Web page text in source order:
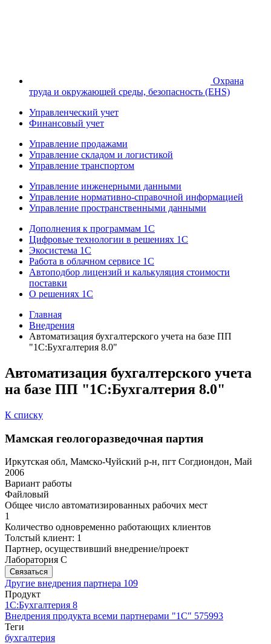
Охрана
труда и окружающей среды, безопасность (EHS)
Управленческий учет
Финансовый учет
Управление продажами
Управление складом и логистикой
Управление транспортом
Управление инженерными данными
Управление нормативно-справочной информацией
Управление пространственными данными
Дополнения к программам 1С
Цифровые технологии в решениях 1С
Экосистема 1С
Работа в облачном сервисе 1С
Автоподбор лицензий и калькуляция стоимости
поставки
О решениях 1С
Главная
Внедрения
Автоматизация бухгалтерского учета на базе ПП
"1С:Бухгалтерия 8.0"
Автоматизация бухгалтерского учета
на базе ПП "1С:Бухгалтерия 8.0"
К списку
Мамская геологоразведочная партия
Иркутская обл, Мамско-Чуйский р-н, пгт Согдиондон, Май
2006
Вариант работы
Файловый
Общее число автоматизированных рабочих мест
1
Количество одновременно работающих клиентов
Толстый клиент: 1
Партнер, осуществивший внедрение/проект
Лаборатория С
Связаться
Другие внедрения партнера 109
Продукт
1С:Бухгалтерия 8
Внедрения продукта всеми партнерами "1С" 575993
Теги
бухгалтерия